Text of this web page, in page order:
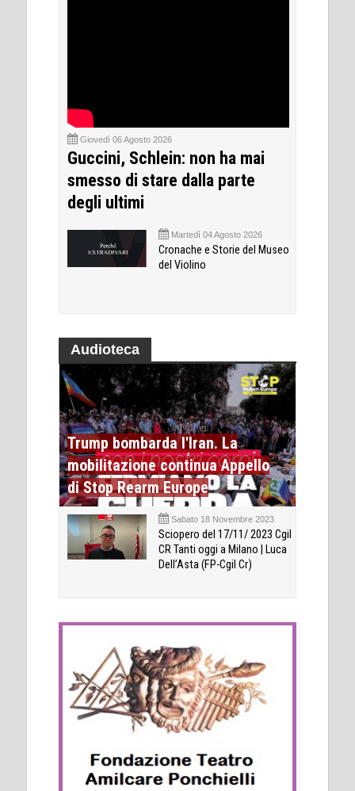
Giovedì 06 Agosto 2026
Guccini, Schlein: non ha mai
smesso di stare dalla parte
degli ultimi
Martedì 04 Agosto 2026
Cronache e Storie del Museo
del Violino
Audioteca
Trump bombarda l'Iran. La
mobilitazione continua Appello
di Stop Rearm Europe
Sabato 18 Novembre 2023
Sciopero del 17/11/ 2023 Cgil
CR Tanti oggi a Milano | Luca
Dell’Asta (FP-Cgil Cr)